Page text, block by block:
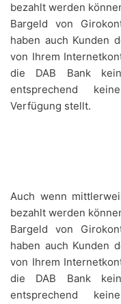
bezahlt werden
Bargeld von
haben auch Kunden
von Ihrem
die DAB Bank
entsprechend
Verfügung stellt.
Auch wenn
bezahlt werden
Bargeld von
haben auch Kunden
von Ihrem
die DAB Bank
entsprechend